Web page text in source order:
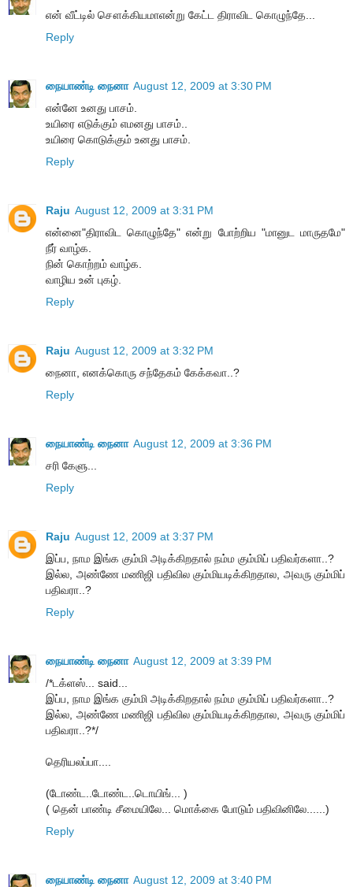
என் வீட்டில் சௌக்கியமாஎன்று கேட்ட திராவிட கொழுந்தே...
Reply
நையாண்டி நைனா August 12, 2009 at 3:30 PM
என்னே உனது பாசம்.
உயிரை எடுக்கும் எமனது பாசம்..
உயிரை கொடுக்கும் உனது பாசம்.
Reply
Raju August 12, 2009 at 3:31 PM
என்னை"திராவிட கொழுந்தே" என்று போற்றிய "மானுட மாருதமே"
நீர் வாழ்க.
நின் கொற்றம் வாழ்க.
வாழிய உன் புகழ்.
Reply
Raju August 12, 2009 at 3:32 PM
நைனா, எனக்கொரு சந்தேகம் கேக்கவா..?
Reply
நையாண்டி நைனா August 12, 2009 at 3:36 PM
சரி கேளு...
Reply
Raju August 12, 2009 at 3:37 PM
இப்ப, நாம இங்க கும்மி அடிக்கிறதால் நம்ம கும்மிப் பதிவர்களா..?
இல்ல, அண்ணே மணிஜி பதிவில கும்மியடிக்கிறதால, அவரு கும்மிப்
பதிவரா..?
Reply
நையாண்டி நைனா August 12, 2009 at 3:39 PM
/*டக்ளஸ்... said...
இப்ப, நாம இங்க கும்மி அடிக்கிறதால் நம்ம கும்மிப் பதிவர்களா..?
இல்ல, அண்ணே மணிஜி பதிவில கும்மியடிக்கிறதால, அவரு கும்மிப்
பதிவரா..?*/
தெரியலப்பா....
(டோண்ட..டோண்ட..டொயிங்... )
( தென் பாண்டி சீமையிலே... மொக்கை போடும் பதிவினிலே......)
Reply
நையாண்டி நைனா August 12, 2009 at 3:40 PM